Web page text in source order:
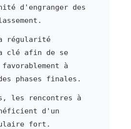
d'engranger des
régularité
clé afin de se
à
phases finales.
les rencontres à
d'un
fort.